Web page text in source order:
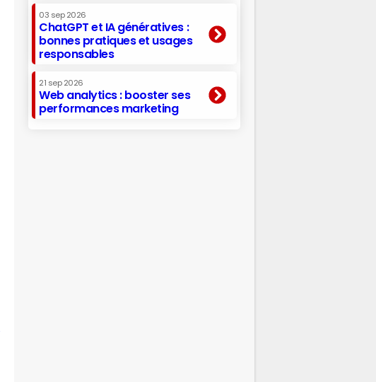
03 sep 2026
ChatGPT et IA génératives :
bonnes pratiques et usages
responsables
21 sep 2026
Web analytics : booster ses
performances marketing